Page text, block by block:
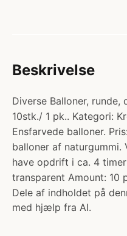
Beskrivelse
Diverse Balloner, runde,
10stk./ 1 pk.. Kategori:
Ensfarvede balloner.
balloner af naturgummi.
have opdrift i ca. 4
transparent Amount: 10
Dele af indholdet på
med hjælp fra AI.